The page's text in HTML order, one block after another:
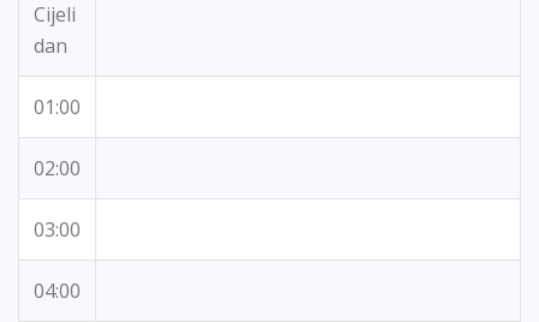
Cijeli
dan
01:00
02:00
03:00
04:00